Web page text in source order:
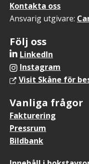
Kontakta oss
Ansvarig utgivare:
Följ oss
LinkedIn
Instagram
Visit Skåne för
Vanliga frågor
Fakturering
Pressrum
Bildbank